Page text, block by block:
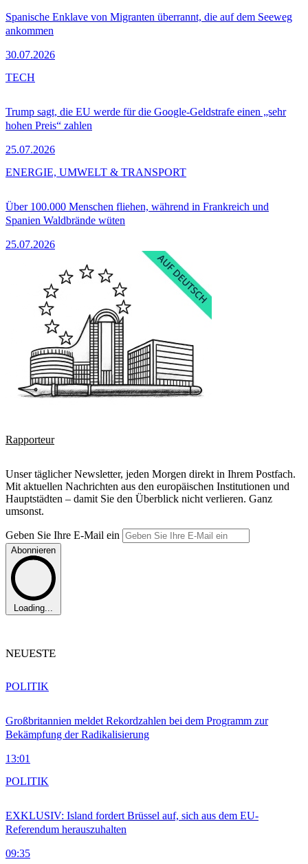
Spanische Enklave von Migranten überrannt, die auf dem Seeweg
ankommen
30.07.2026
Trump sagt, die EU werde für die Google-Geldstrafe einen „sehr
hohen Preis“ zahlen
25.07.2026
TECH
Über 100.000 Menschen fliehen, während in Frankreich und
Spanien Waldbrände wüten
25.07.2026
ENERGIE, UMWELT & TRANSPORT
Rapporteur
Unser täglicher Newsletter, jeden Morgen direkt in Ihrem Postfach.
Mit aktuellen Nachrichten aus den europäischen Institutionen und
Hauptstädten – damit Sie den Überblick nicht verlieren. Ganz
umsonst.
Geben Sie Ihre E-Mail ein
Abonnieren
Loading...
NEUESTE
Großbritannien meldet Rekordzahlen bei dem Programm zur
Bekämpfung der Radikalisierung
13:01
POLITIK
EXKLUSIV: Island fordert Brüssel auf, sich aus dem EU-
Referendum herauszuhalten
09:35
POLITIK